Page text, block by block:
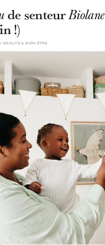
de senteurBiolane
!)
BEAUTÉ & BIEN-ÊTRE